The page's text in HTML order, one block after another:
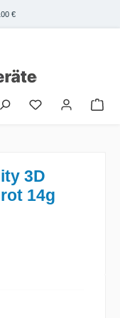
€
3D
14g